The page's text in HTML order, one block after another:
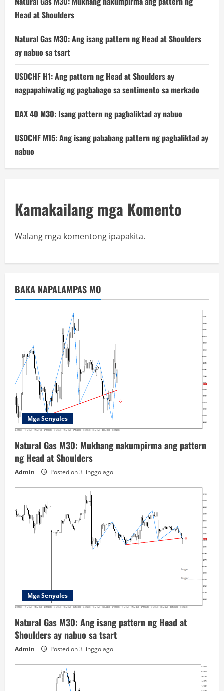
Head at Shoulders
Natural Gas M30: Ang isang pattern ng Head at Shoulders
ay nabuo sa tsart
USDCHF H1: Ang pattern ng Head at Shoulders ay
nagpapahiwatig ng pagbabago sa sentimento sa merkado
DAX 40 M30: Isang pattern ng pagbaliktad ay nabuo
USDCHF M15: Ang isang pababang pattern ng pagbaliktad ay
nabuo
Kamakailang mga Komento
Walang mga komentong ipapakita.
BAKA NAPALAMPAS MO
Mga Senyales
Natural Gas M30: Mukhang nakumpirma ang pattern
ng Head at Shoulders
Admin Posted on 3 linggo ago
Mga Senyales
Natural Gas M30: Ang isang pattern ng Head at
Shoulders ay nabuo sa tsart
Admin Posted on 3 linggo ago